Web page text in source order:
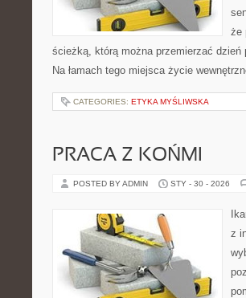
że
ścieżką, którą można przemierzać dzień
Na łamach tego miejsca życie
CATEGORIES: ETYKA MYŚLIWSKA
PRACA Z KOŃMI
POSTED BY ADMIN STY - 30 - 2026
z